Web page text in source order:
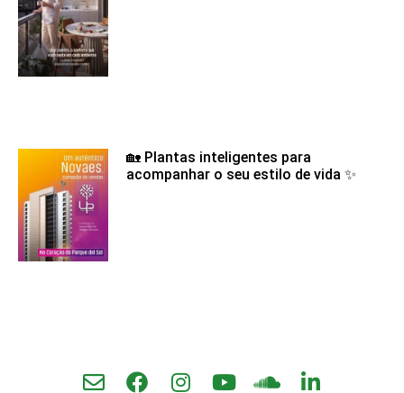
🏡 Plantas inteligentes para
acompanhar o seu estilo de vida ✨